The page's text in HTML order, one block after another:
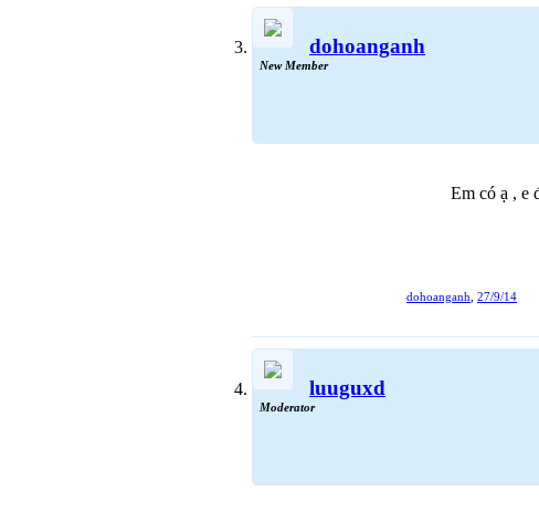
dohoanganh
New Member
Em có ạ , e
dohoanganh 27/9/14
luuguxd
Moderator